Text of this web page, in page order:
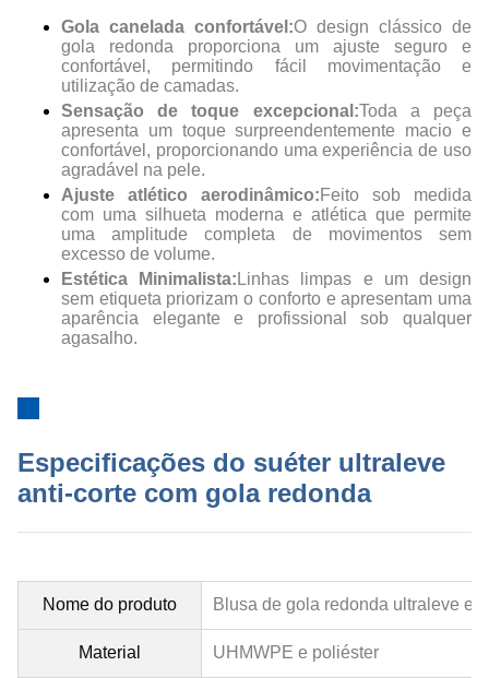
Gola canelada confortável:O design clássico de
gola redonda proporciona um ajuste seguro e
confortável, permitindo fácil movimentação e
utilização de camadas.
Sensação de toque excepcional:Toda a peça
apresenta um toque surpreendentemente macio e
confortável, proporcionando uma experiência de uso
agradável na pele.
Ajuste atlético aerodinâmico: Feito sob medida
com uma silhueta moderna e atlética que permite
uma amplitude completa de movimentos sem
excesso de volume.
Estética Minimalista: Linhas limpas e um design
sem etiqueta priorizam o conforto e apresentam uma
aparência elegante e profissional sob qualquer
agasalho.
Especificações do suéter ultraleve
anti-corte com gola redonda
Nome do produto Blusa de gola redonda ultraleve e
Material UHMWPE e poliéster